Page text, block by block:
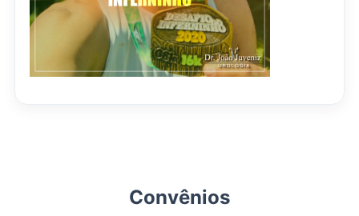
Convênios